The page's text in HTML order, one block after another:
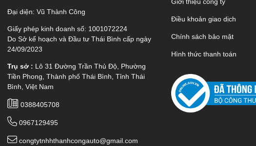
Đại diện: Vũ Thành Công
Giấy phép kinh doanh số: 1001072224
Do Sở kế hoạch và Đầu tư Thái Bình cấp ngày
24/09/2023
Trụ sở : Lô 31 Đường Trần Thủ Độ, Phường
Tiền Phong, Thành phố Thái Bình, Tỉnh Thái
Bình, Việt Nam
0388405708
0967129495
congtytnhhthanhcongauto@gmail.com
Điều khoản giao dịch
Chính sách bảo mật
Hình thức thanh toán